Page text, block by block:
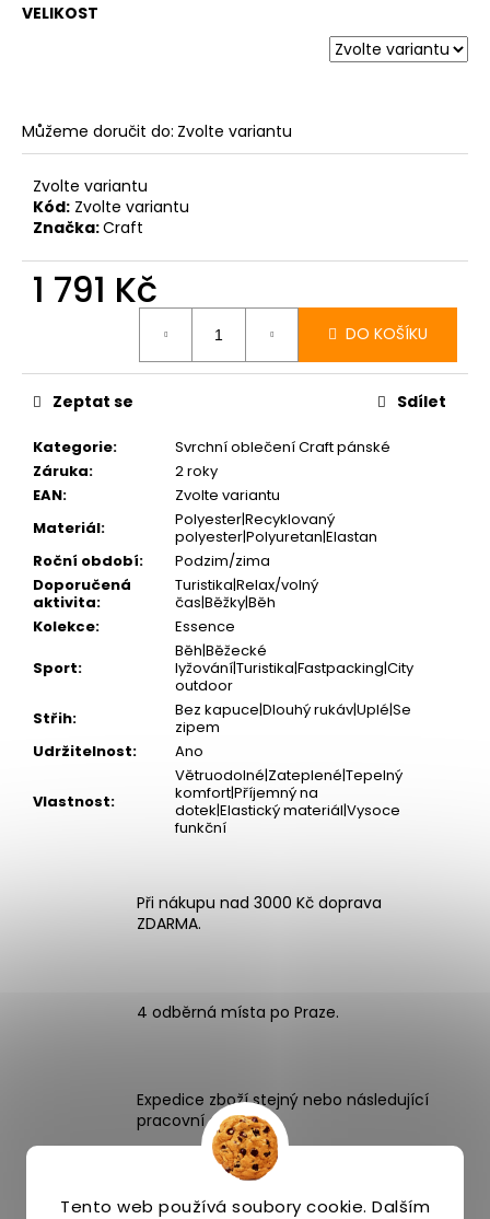
Tento web používá soubory cookie. Dalším
VELIKOST
Můžeme doručit do: Zvolte variantu
Zvolte variantu
Kód: Zvolte variantu
Značka:Craft
1 791 Kč
DO KOŠÍKU
Kategorie:
Svrchní oblečení Craft pánské
Záruka:
2 roky
EAN:
Zvolte variantu
Materiál:
Polyester|Recyklovaný
polyester|Polyuretan|Elastan
Roční období:
Podzim/zima
Doporučená
aktivita:
Turistika|Relax/volný
čas|Běžky|Běh
Kolekce:
Essence
Sport:
Běh|Běžecké
lyžování|Turistika|Fastpacking|City
outdoor
Střih:
Bez kapuce|Dlouhý rukáv|Uplé|Se
zipem
Udržitelnost: Ano
Vlastnost:
Větruodolné|Zateplené|Tepelný
komfort|Příjemný na
dotek|Elastický materiál|Vysoce
funkční
Zeptat se Sdílet
Při nákupu nad 3000 Kč doprava
ZDARMA.
4 odběrná místa po Praze.
Expedice zboží stejný nebo následující
pracovní den.
Široký výběr více než 1000 produktů
4